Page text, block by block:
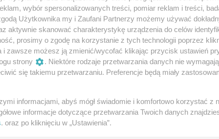
1670, © Netflix
sezonu „1670” oraz spotkanie z
serialowa Adamczycha – od koncepcji po
będą: Jan Kwieciński – producent, Mirosław
kierownik produkcji oraz Marcin Michalski –
czyli tej części skansenu w której
będzie nie tylko specjalnie opracowana
– Marcin Michalski, który współtworzył
wybór spersonalizowanych treści, pomiar reklam i treści,
Użytkownika my i Zaufani Partnerzy możemy używać
aktywnie skanować charakterystykę urządzenia do celów
prosimy o zgodę na korzystanie z tych technologii poprzez
i zawsze możesz ją zmienić/wycofać klikając przycisk ustawień
strony
. Niektóre rodzaje przetwarzania danych nie
się takiemu przetwarzaniu. Preferencje będą miały
informacjami, abyś mógł świadomie i komfortowo korzystać z
informacje dotyczące przetwarzania Twoich danych
. oraz po kliknięciu w „Ustawienia”.